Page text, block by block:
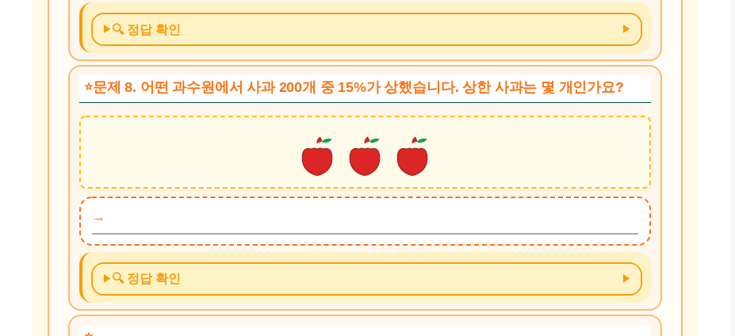
🔍 정답 확인
문제 8. 어떤 과수원에서 사과 200개 중 15%가 상했습니다. 상한 사과는 몇 개인가요?
🔍 정답 확인